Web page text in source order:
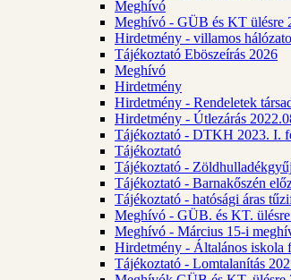
Meghívó
Meghívó - GÜB és KT ülésre
Hirdetmény - villamos
Tájékoztató Eböszeírás 2026
Meghívó
Hirdetmény
Hirdetmény - Rendeletek
Hirdetmény - Útlezárás
Tájékoztató - DTKH 2023. I.
Tájékoztató
Tájékoztató -
Tájékoztató - Barnakőszén
Tájékoztató - hatósági áras
Meghívó - GÜB. és KT.
Meghívó - Március 15-i
Hirdetmény - Általános iskola
Tájékoztató - Lomtalanítás